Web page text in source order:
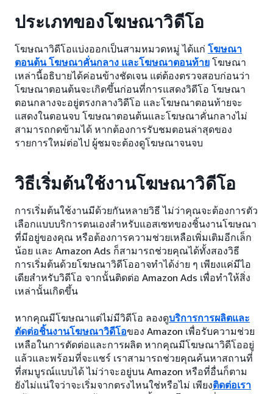
ประเภทของโฆษณาวิดีโอ
โฆษณาวิดีโอแบ่งออกเป็นสามหมวดหมู่ ได้แก่ โฆษณา
ตอนต้น โฆษณาคั่นกลาง และโฆษณาตอนท้าย โฆษณา
เหล่านี้อธิบายได้ค่อนข้างชัดเจน แต่ต้องตรวจสอบก่อนว่า
โฆษณาตอนต้นจะเกิดขึ้นก่อนที่การแสดงวิดีโอ โฆษณา
ตอนกลางจะอยู่ตรงกลางวิดีโอ และโฆษณาตอนท้ายจะ
แสดงในตอนจบ โฆษณาตอนต้นและโฆษณาคั่นกลางไม่
สามารถกดข้ามได้ หากต้องการรับชมตอนล่าสุดของ
รายการใหม่ต่อไป ผู้ชมจะต้องดูโฆษณาจนจบ
วิธีเริ่มต้นใช้งานโฆษณาวิดีโอ
การเริ่มต้นใช้งานมีด้วยกันหลายวิธี ไม่ว่าคุณจะต้องการตัว
เลือกแบบบริการตนเองสำหรับแอสเซทของชิ้นงานโฆษณา
ที่มีอยู่ของคุณ หรือต้องการความช่วยเหลือเพิ่มเติมอีกเล็ก
น้อย และ Amazon Ads ก็สามารถช่วยคุณได้ทั้งสองวิธี
การเริ่มต้นด้วยโฆษณาวิดีโออาจทำได้ง่าย ๆ เพียงแค่มีไอ
เดียสำหรับวิดีโอ จากนั้นติดต่อ Amazon Ads เพื่อทำให้สิ่ง
เหล่านั้นเกิดขึ้น
หากคุณมีโฆษณาแต่ไม่มีวิดีโอ ลองดูบริการการผลิตและ
ตัดต่อชิ้นงานโฆษณาวิดีโอของ Amazon เพื่อรับความช่วย
เหลือในการตัดต่อและการผลิต หากคุณมีโฆษณาวิดีโออยู่
แล้วและพร้อมที่จะแชร์ เราสามารถช่วยคุณค้นหาสถานที่
ที่สมบูรณ์แบบได้ ไม่ว่าจะอยู่บน Amazon หรือที่อื่นก็ตาม
ยังไม่แน่ใจว่าจะเริ่มจากตรงไหนใช่หรือไม่ เพียงติดต่อเรา